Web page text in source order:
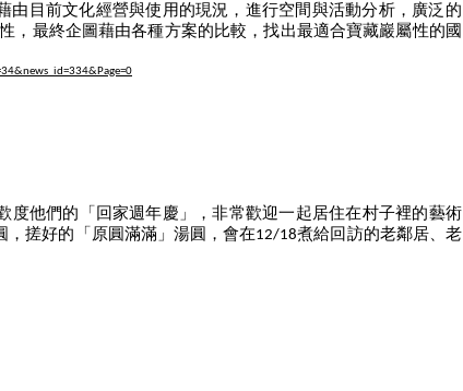
由目前文化經營與使用的現況， 進行空間與活動分析，廣泛的
， 最終企圖藉由各種方案的比較，找出最適合寶藏巖屬性的國
34&news_id=334&Page=0
度他們的「回家週年慶」
，非常歡迎一起居住在村子裡的藝術
，搓好的「原圓滿滿」湯圓，會在12/18煮給回訪的老鄰居、老